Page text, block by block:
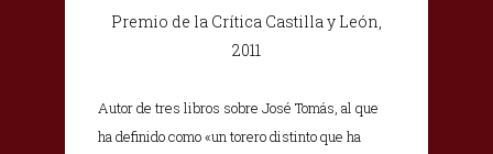
Premio de la Crítica Castilla y León,
2011
Autor de tres libros sobre José Tomás, al que
ha definido como «un torero distinto que ha